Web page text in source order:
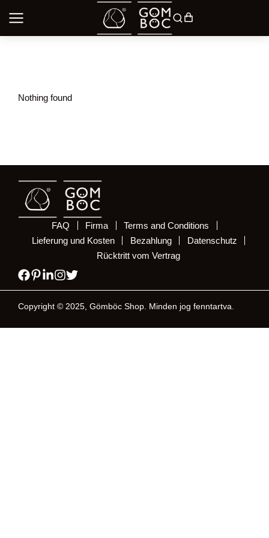
Nothing found
FAQ Firma
Terms and Conditions
Lieferung und Kosten
Bezahlung
Datenschutz
Rücktritt vom Vertrag
Copyright © 2025, Gömböc Shop. Minden jog fenntartva.